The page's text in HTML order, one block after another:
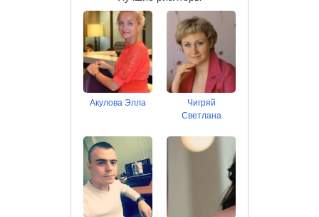
Акулова Элла
Чигряй
Светлана